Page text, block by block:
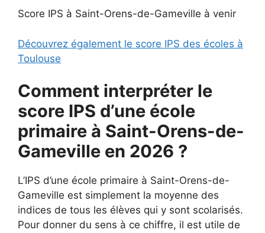
Score IPS à Saint-Orens-de-Gameville à venir
Découvrez également le score IPS des écoles à
Toulouse
Comment interpréter le
score IPS d’une école
primaire à Saint-Orens-de-
Gameville en 2026 ?
L’IPS d’une école primaire à Saint-Orens-de-
Gameville est simplement la moyenne des
indices de tous les élèves qui y sont scolarisés.
Pour donner du sens à ce chiffre, il est utile de